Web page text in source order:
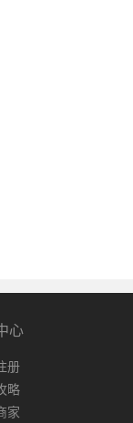
心
册
略
家